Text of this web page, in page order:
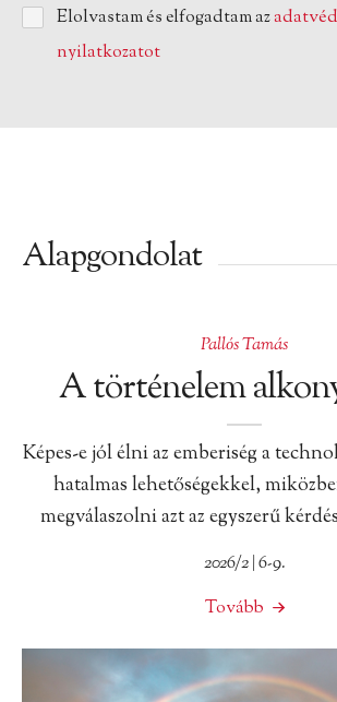
Elolvastam és elfogadtam az
nyilatkozatot
Alapgondolat
Pallós Tamás
A történelem
Képes-e jól élni az emberiség a
hatalmas lehetőségekkel,
megválaszolni azt az egyszerű
2026/2 | 6-9.
Tovább